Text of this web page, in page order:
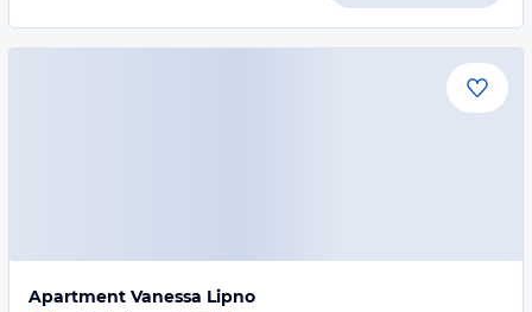
Apartment Vanessa Lipno